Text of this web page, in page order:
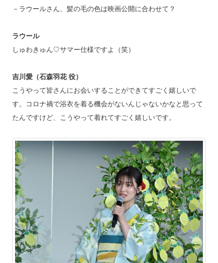
－ラウールさん、髪の毛の色は映画公開に合わせて？
ラウール
しゅわきゅん♡サマー仕様ですよ（笑）
吉川愛（石森羽花 役）
こうやって皆さんにお会いすることができてすごく嬉しいで
す。コロナ禍で浴衣を着る機会がないんじゃないかなと思って
たんですけど、こうやって着れてすごく嬉しいです。